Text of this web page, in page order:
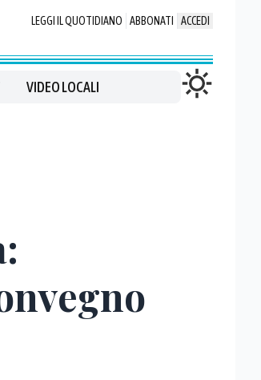
LEGGI IL QUOTIDIANO ABBONATI ACCEDI
VIDEO LOCALI